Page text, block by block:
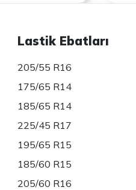
Lastik Ebatları
205/55 R16
175/65 R14
185/65 R14
225/45 R17
195/65 R15
185/60 R15
205/60 R16